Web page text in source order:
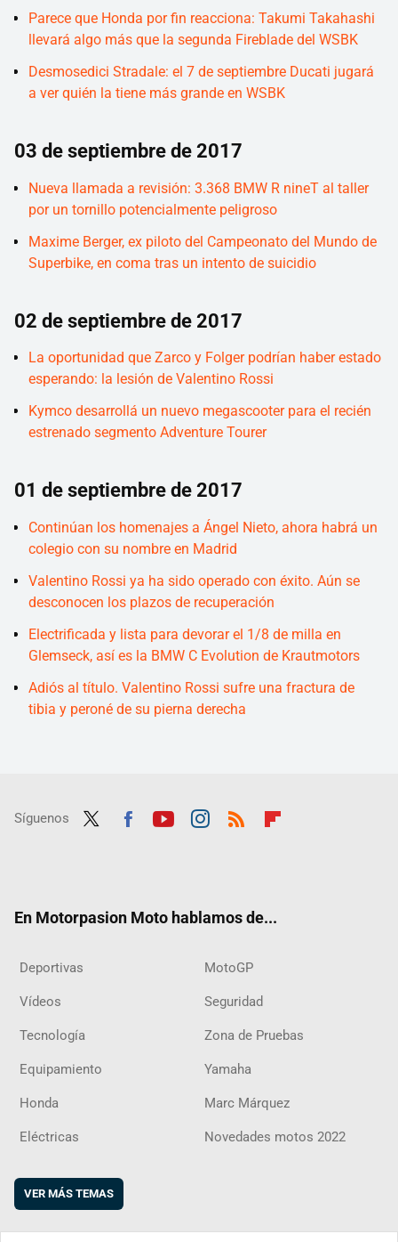
Parece que Honda por fin reacciona: Takumi Takahashi
llevará algo más que la segunda Fireblade del WSBK
Desmosedici Stradale: el 7 de septiembre Ducati jugará
a ver quién la tiene más grande en WSBK
03 de septiembre de 2017
Nueva llamada a revisión: 3.368 BMW R nineT al taller
por un tornillo potencialmente peligroso
Maxime Berger, ex piloto del Campeonato del Mundo de
Superbike, en coma tras un intento de suicidio
02 de septiembre de 2017
La oportunidad que Zarco y Folger podrían haber estado
esperando: la lesión de Valentino Rossi
Kymco desarrollá un nuevo megascooter para el recién
estrenado segmento Adventure Tourer
01 de septiembre de 2017
Continúan los homenajes a Ángel Nieto, ahora habrá un
colegio con su nombre en Madrid
Valentino Rossi ya ha sido operado con éxito. Aún se
desconocen los plazos de recuperación
Electrificada y lista para devorar el 1/8 de milla en
Glemseck, así es la BMW C Evolution de Krautmotors
Adiós al título. Valentino Rossi sufre una fractura de
tibia y peroné de su pierna derecha
Síguenos
En Motorpasion Moto hablamos de...
Deportivas MotoGP
Vídeos Seguridad
Tecnología Zona de Pruebas
Equipamiento Yamaha
Honda Marc Márquez
Eléctricas Novedades motos 2022
VER MÁS TEMAS